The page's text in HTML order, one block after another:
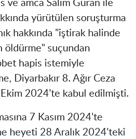
ve amca Salim Güran ile
yürütülen soruşturma
hakkında "iştirak halinde
öldürme" suçundan
hapis istemiyle
Diyarbakır 8. Ağır Ceza
2024'te kabul edilmişti.
7 Kasım 2024'te
heyeti 28 Aralık 2024'teki